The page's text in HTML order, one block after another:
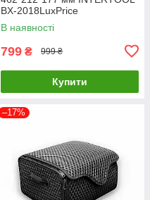
BX-2018LuxPrice
В наявності
799 ₴ 999 ₴
Купити
–17%